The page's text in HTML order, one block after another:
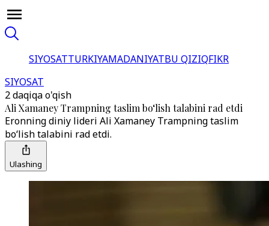
SIYOSATTURKIYAMADANIYATBU QIZIQFIKR
SIYOSAT
2 daqiqa o'qish
Ali Xamaney Trampning taslim bo‘lish talabini rad etdi
Eronning diniy lideri Ali Xamaney Trampning taslim
bo‘lish talabini rad etdi.
Ulashing